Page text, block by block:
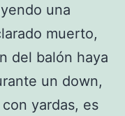
una
muerto,
del balón haya
un down,
yardas, es